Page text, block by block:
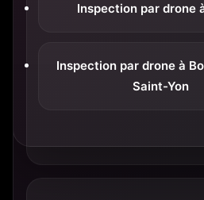
Inspection par drone
Inspection par drone à
Saint-Yon